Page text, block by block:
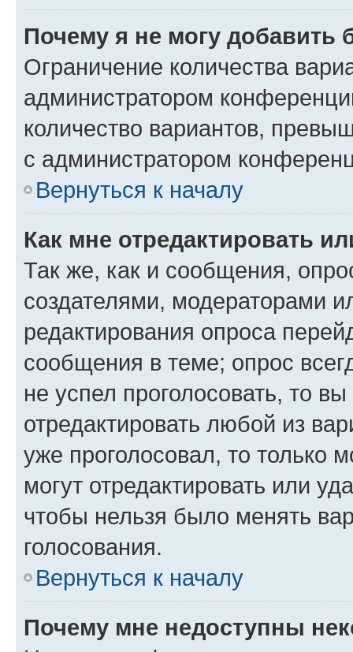
Почему я не могу добавить
Ограничение количества
администратором
количество вариантов,
с администратором
Вернуться к началу
Как мне отредактировать
Так же, как и сообщения,
создателями, модераторами
редактирования опроса
сообщения в теме; опрос
не успел проголосовать, то
отредактировать любой из
уже проголосовал, то только
могут отредактировать или
чтобы нельзя было менять
голосования.
Вернуться к началу
Почему мне недоступны